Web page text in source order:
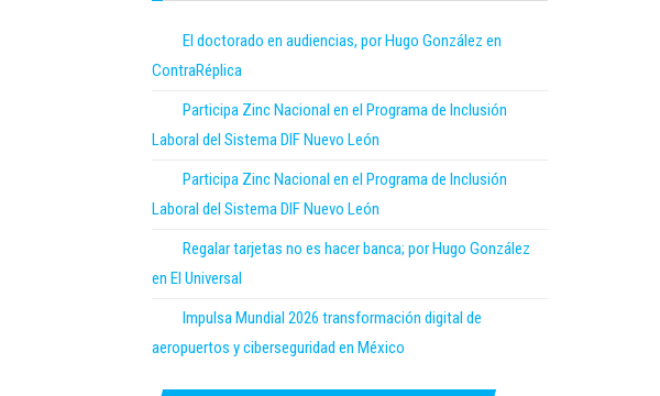
El doctorado en audiencias, por Hugo González en
ContraRéplica
Participa Zinc Nacional en el Programa de Inclusión
Laboral del Sistema DIF Nuevo León
Participa Zinc Nacional en el Programa de Inclusión
Laboral del Sistema DIF Nuevo León
Regalar tarjetas no es hacer banca; por Hugo González
en El Universal
Impulsa Mundial 2026 transformación digital de
aeropuertos y ciberseguridad en México